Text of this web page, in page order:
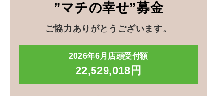
”マチの幸せ”募金
ご協力ありがとうございます。
2026年6月店頭受付額
22,529,018円